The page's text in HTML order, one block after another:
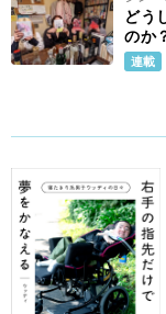
どう
のか
連載